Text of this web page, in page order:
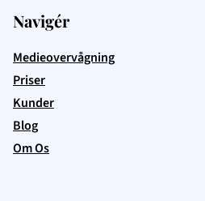
Navigér
Medieovervågning
Priser
Kunder
Blog
Om Os